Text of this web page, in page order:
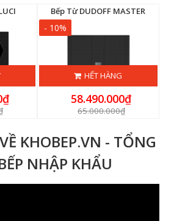
Bếp Từ DUDOFF MASTER
- 10%
HẾT HÀNG
58.490.000₫
65.000.000₫
KHOBEP.VN - TỔNG
NHẬP KHẨU